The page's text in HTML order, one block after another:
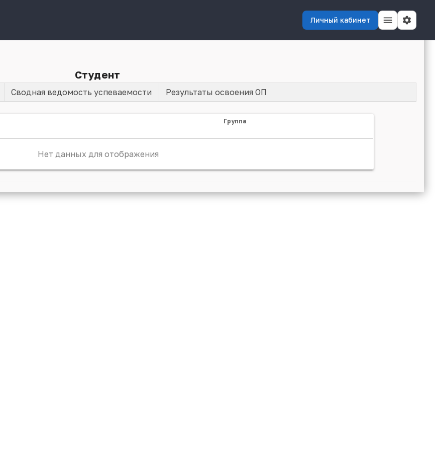
Личный кабинет
Студент
Сводная ведомость успеваемости Результаты освоения ОП
Группа
Нет данных для отображения